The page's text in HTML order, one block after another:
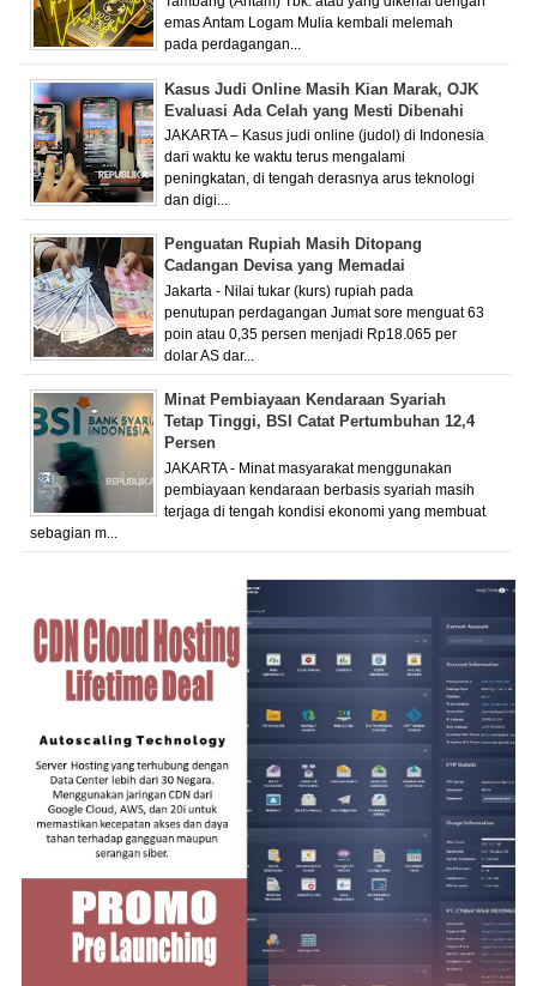
emas Antam Logam Mulia kembali melemah
pada perdagangan...
Kasus Judi Online Masih Kian Marak, OJK
Evaluasi Ada Celah yang Mesti Dibenahi
JAKARTA – Kasus judi online (judol) di Indonesia
dari waktu ke waktu terus mengalami
peningkatan, di tengah derasnya arus teknologi
dan digi...
Penguatan Rupiah Masih Ditopang
Cadangan Devisa yang Memadai
Jakarta - Nilai tukar (kurs) rupiah pada
penutupan perdagangan Jumat sore menguat 63
poin atau 0,35 persen menjadi Rp18.065 per
dolar AS dar...
Minat Pembiayaan Kendaraan Syariah
Tetap Tinggi, BSI Catat Pertumbuhan 12,4
Persen
JAKARTA - Minat masyarakat menggunakan
pembiayaan kendaraan berbasis syariah masih
terjaga di tengah kondisi ekonomi yang membuat
sebagian m...